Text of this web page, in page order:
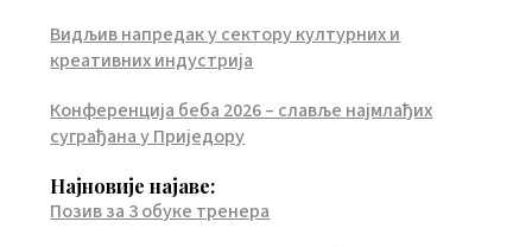
Видљив напредак у сектору културних и
креативних индустрија
Конференција беба 2026 – славље најмлађих
суграђана у Приједору
Најновије најаве:
Позив за 3 обуке тренера